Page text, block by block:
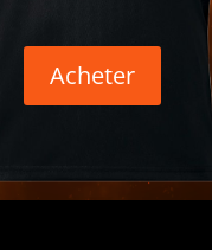
Acheter